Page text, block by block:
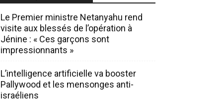
Le Premier ministre Netanyahu rend
visite aux blessés de l’opération à
Jénine : « Ces garçons sont
impressionnants »
L’intelligence artificielle va booster
Pallywood et les mensonges anti-
israéliens